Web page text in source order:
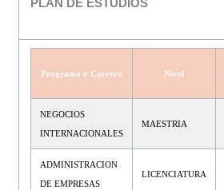
PLAN DE ESTUDIOS
Programa o Carrera Nivel
NEGOCIOS
INTERNACIONALES
MAESTRIA
ADMINISTRACION
DE EMPRESAS
LICENCIATURA